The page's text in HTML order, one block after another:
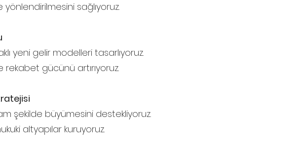
sağlıyoruz.
yeni gelir modelleri tasarlıyoruz.
gücünü artırıyoruz.
şekilde büyümesini destekliyoruz.
altyapılar kuruyoruz.